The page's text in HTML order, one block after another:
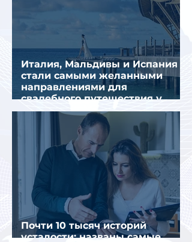
Италия, Мальдивы и Испания
стали самыми желанными
направлениями для
свадебного путешествия у
россиян
Почти 10 тысяч историй
усталости: названы самые